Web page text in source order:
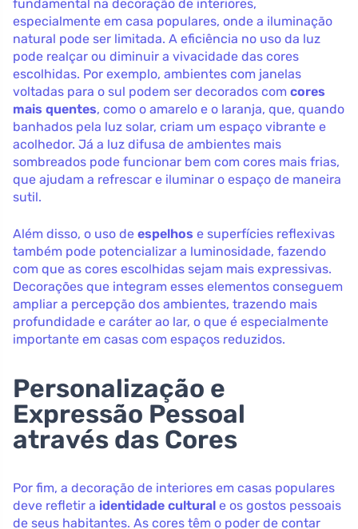
fundamental na decoração de interiores,
especialmente em casa populares, onde a iluminação
natural pode ser limitada. A eficiência no uso da luz
pode realçar ou diminuir a vivacidade das cores
escolhidas. Por exemplo, ambientes com janelas
voltadas para o sul podem ser decorados com cores
mais quentes, como o amarelo e o laranja, que, quando
banhados pela luz solar, criam um espaço vibrante e
acolhedor. Já a luz difusa de ambientes mais
sombreados pode funcionar bem com cores mais frias,
que ajudam a refrescar e iluminar o espaço de maneira
sutil.
Além disso, o uso de espelhos e superfícies reflexivas
também pode potencializar a luminosidade, fazendo
com que as cores escolhidas sejam mais expressivas.
Decorações que integram esses elementos conseguem
ampliar a percepção dos ambientes, trazendo mais
profundidade e caráter ao lar, o que é especialmente
importante em casas com espaços reduzidos.
Personalização e
Expressão Pessoal
através das Cores
Por fim, a decoração de interiores em casas populares
deve refletir a identidade cultural e os gostos pessoais
de seus habitantes. As cores têm o poder de contar